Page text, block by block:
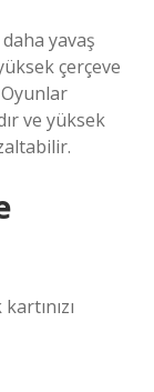
daha yavaş
çerçeve
Oyunlar
ve yüksek